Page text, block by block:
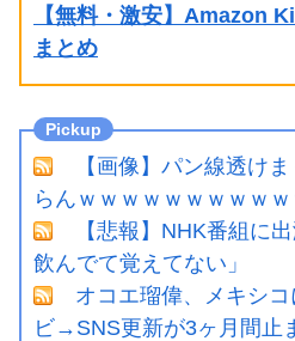
【無料・激安】Amazon
まとめ
【画像】パン線透け
らんｗｗｗｗｗｗｗｗｗｗ
【悲報】NHK番組に
飲んでて覚えてない」
オコエ瑠偉、メキシ
ビ→SNS更新が3ヶ月間止